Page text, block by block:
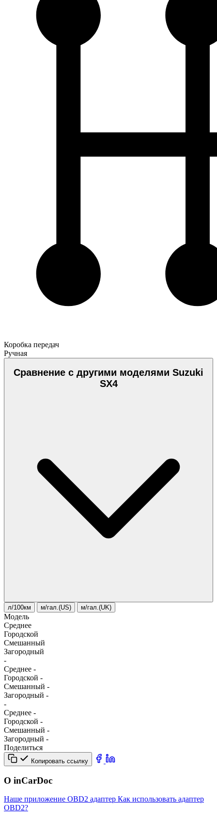
Коробка передач
Ручная
Сравнение с другими моделями Suzuki
SX4
л/100км м/гал.(US) м/гал.(UK)
Модель
Среднее
Городской
Смешанный
Загородный
-
Среднее -
Городской -
Смешанный -
Загородный -
-
Среднее -
Городской -
Смешанный -
Загородный -
Поделиться
Копировать ссылку
О inCarDoc
Наше приложение OBD2 адаптер Как использовать адаптер
OBD2?